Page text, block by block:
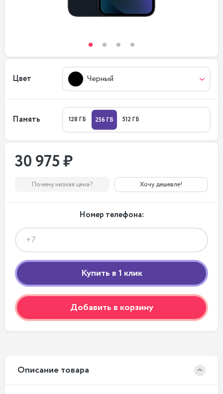
Цвет Черный
Память 128 ГБ 256 ГБ 512 ГБ
30 975 ₽
Почему низкая цена? Хочу дешевле!
Номер телефона:
Добавить в корзину
Описание товара